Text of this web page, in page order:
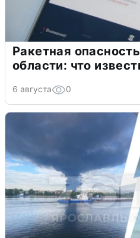
Ракетная
области: что
6 августа 0